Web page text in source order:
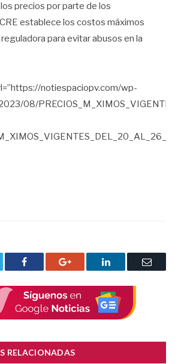
precios por parte de los
establece los costos máximos
para evitar abusos en la
notiespaciopv.com/wp-
08/
Facebook Google+ LinkedIn
Correo
RELACIONADAS